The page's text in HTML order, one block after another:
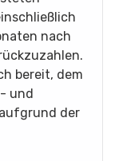
nach
bereit, dem
und
der